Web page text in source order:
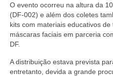
O evento ocorreu na altura da
(DF-002) e além dos coletes
kits com materiais educativos
máscaras faciais em parceria
DF.
A distribuição estava prevista
entretanto, devida a grande